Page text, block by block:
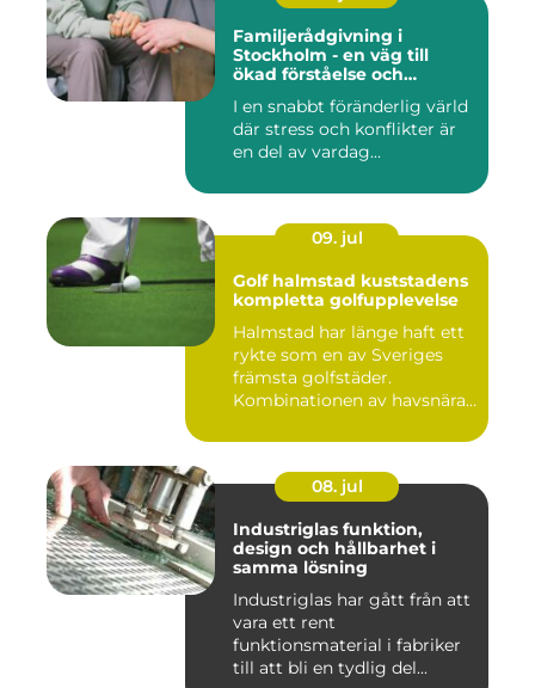
Familjerådgivning i
Stockholm - en väg till
ökad förståelse och
I en snabbt föränderlig värld
där stress och konflikter är
en del av vardag...
09. jul
Golf halmstad kuststadens
kompletta golfupplevelse
Halmstad har länge haft ett
rykte som en av Sveriges
främsta golfstäder.
Kombinationen av havsnära
08. jul
Industriglas funktion,
design och hållbarhet i
samma lösning
Industriglas har gått från att
vara ett rent
funktionsmaterial i fabriker
till att bli en tydlig del...